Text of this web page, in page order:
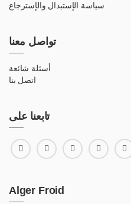
سياسة الإستبدال والإسترجاع
تواصل معنا
أسئلة شائعة
اتصل بنا
تابعنا على
Alger Froid